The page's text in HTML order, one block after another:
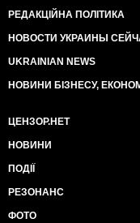
РЕДАКЦІЙНА ПОЛІТИКА
НОВОСТИ УКРАИНЫ
UKRAINIAN NEWS
НОВИНИ БІЗНЕСУ,
ЦЕНЗОР.НЕТ
НОВИНИ
ПОДІЇ
РЕЗОНАНС
ФОТО